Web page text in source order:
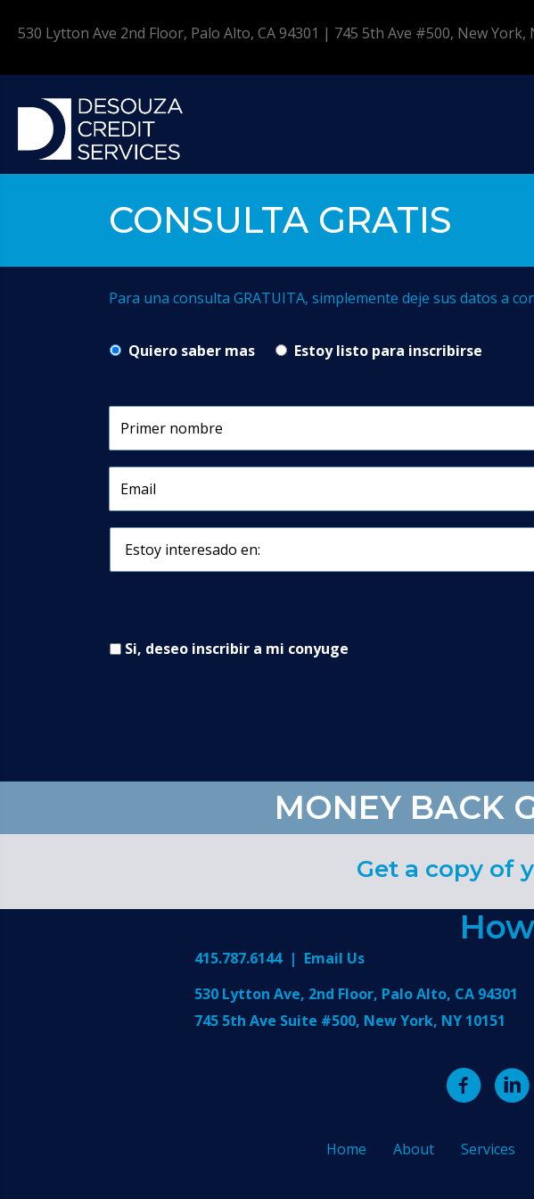
530 Lytton Ave 2nd Floor, Palo Alto, CA 94301 | 745 5th Ave #500, New York,
CONSULTA GRATIS
Para una consulta GRATUITA, simplemente deje sus datos a
Quiero saber mas Estoy listo para inscribirse
Si, deseo inscribir a mi conyuge
MONEY BACK
Get a copy of
415.787.6144| Email Us
530 Lytton Ave, 2nd Floor, Palo Alto, CA 94301
745 5th Ave Suite #500, New York, NY 10151
Home About Services